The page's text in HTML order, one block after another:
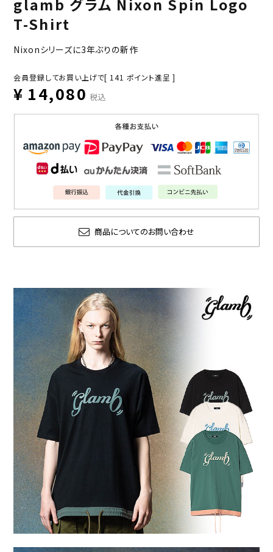
glamb グラム Nixon Spin Logo
T-Shirt
Nixonシリーズに3年ぶりの新作
会員登録してお買い上げで[ 141 ポイント進呈 ]
¥ 14,080 税込
商品についてのお問い合わせ